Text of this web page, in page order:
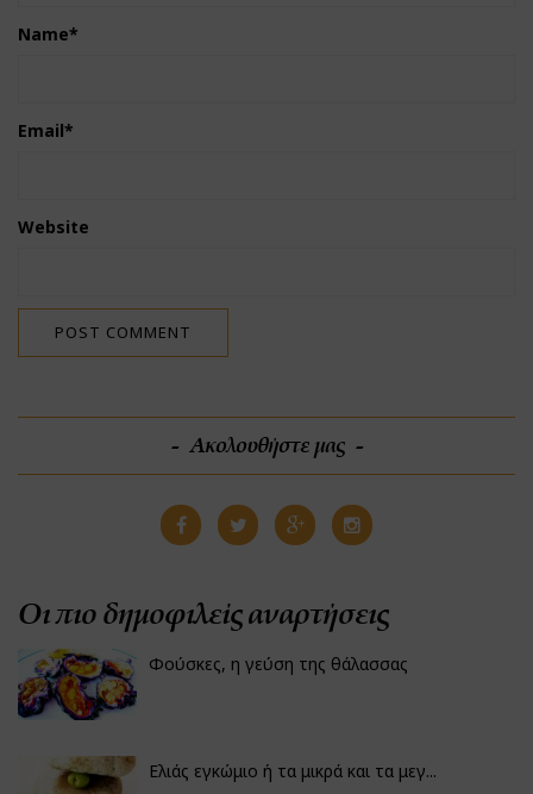
Name*
Email*
Website
Ακολουθήστε μας
Οι πιο δημοφιλείς αναρτήσεις
Φούσκες, η γεύση της θάλασσας
Ελιάς εγκώμιο ή τα μικρά και τα μεγ...